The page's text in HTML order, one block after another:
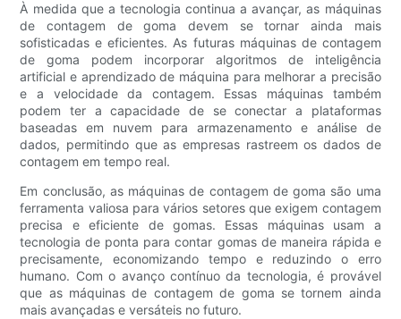
À medida que a tecnologia continua a avançar, as máquinas
de contagem de goma devem se tornar ainda mais
sofisticadas e eficientes. As futuras máquinas de contagem
de goma podem incorporar algoritmos de inteligência
artificial e aprendizado de máquina para melhorar a precisão
e a velocidade da contagem. Essas máquinas também
podem ter a capacidade de se conectar a plataformas
baseadas em nuvem para armazenamento e análise de
dados, permitindo que as empresas rastreem os dados de
contagem em tempo real.
Em conclusão, as máquinas de contagem de goma são uma
ferramenta valiosa para vários setores que exigem contagem
precisa e eficiente de gomas. Essas máquinas usam a
tecnologia de ponta para contar gomas de maneira rápida e
precisamente, economizando tempo e reduzindo o erro
humano. Com o avanço contínuo da tecnologia, é provável
que as máquinas de contagem de goma se tornem ainda
mais avançadas e versáteis no futuro.